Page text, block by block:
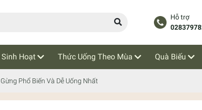
Hỗ trợ
Hoạt Thức Uống Theo Mùa Quà Biếu
Phổ Biến Và Dễ Uống Nhất